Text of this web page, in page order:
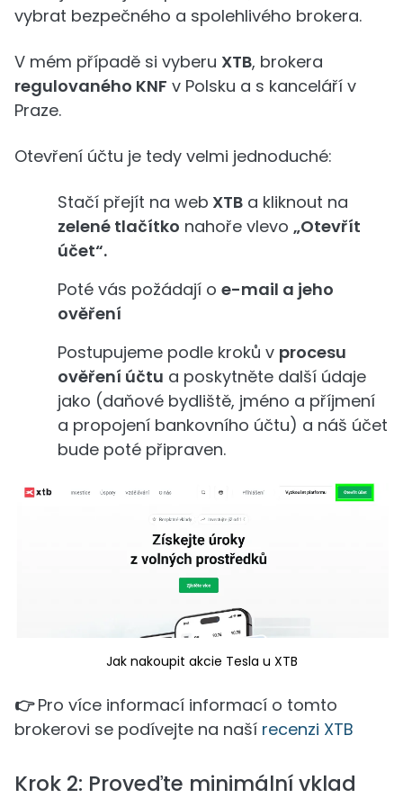
vybrat bezpečného a spolehlivého brokera.
V mém případě si vyberu XTB, brokera
regulovaného KNF v Polsku a s kanceláří v
Praze.
Otevření účtu je tedy velmi jednoduché:
Stačí přejít na web XTB a kliknout na
zelené tlačítko nahoře vlevo „Otevřít
účet“.
Poté vás požádají o e-mail a jeho
ověření
Postupujeme podle kroků v procesu
ověření účtu a poskytněte další údaje
jako (daňové bydliště, jméno a příjmení
a propojení bankovního účtu) a náš účet
bude poté připraven.
Jak nakoupit akcie Tesla u XTB
👉Pro více informací informací o tomto
brokerovi se podívejte na naší recenzi XTB
Krok 2: Proveďte minimální vklad